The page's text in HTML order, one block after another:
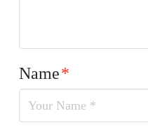
Name*